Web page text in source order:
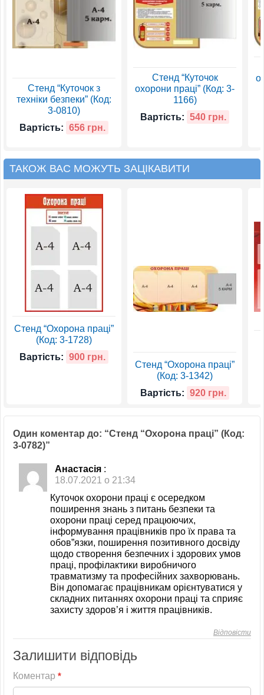
Стенд “Куточок з
техніки безпеки” (Код:
3-0810)
Вартість: 656 грн.
Стенд “Куточок
охорони праці” (Код: 3-
1166)
Вартість: 540 грн.
ТАКОЖ ВАС МОЖУТЬ ЗАЦІКАВИТИ
Стенд “Охорона праці”
(Код: 3-1728)
Вартість: 900 грн.
Стенд “Охорона праці”
(Код: 3-1342)
Вартість: 920 грн.
Один коментар до: “Стенд “Охорона праці” (Код:
3-0782)”
Анастасія :
18.07.2021 о 21:34
Куточок охорони праці є осередком
поширення знань з питань безпеки та
охорони праці серед працюючих,
інформування працівників про їх права та
обов”язки, поширення позитивного досвіду
щодо створення безпечних і здорових умов
праці, профілактики виробничого
травматизму та професійних захворювань.
Він допомагає працівникам орієнтуватися у
складних питаннях охорони праці та сприяє
захисту здоров’я і життя працівників.
Відповісти
Залишити відповідь
Коментар *